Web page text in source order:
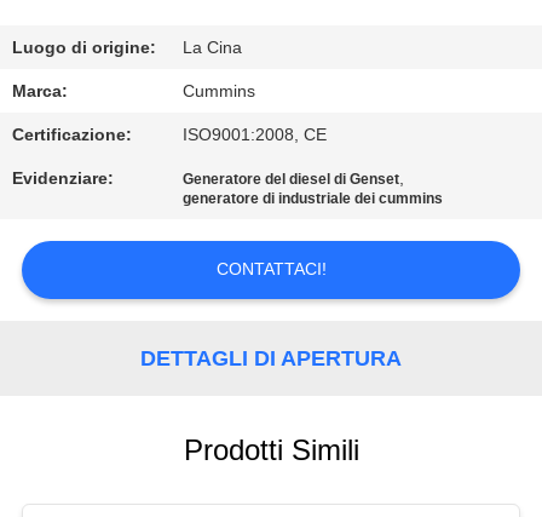
CONTATTICI
RICHIEDA
CITAZIONE
Luogo di origine: La Cina
Marca: Cummins
Certificazione: ISO9001:2008, CE
Evidenziare: Generatore del diesel di Genset,
generatore di industriale dei cummins
CONTATTACI!
DETTAGLI DI APERTURA
Prodotti Simili